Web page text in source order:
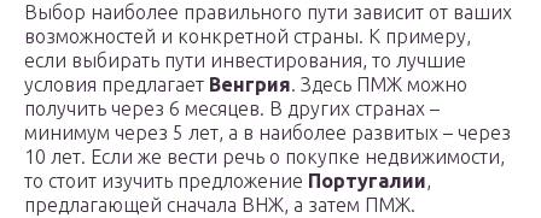
Выбор наиболее правильного пути зависит от ваших
возможностей и конкретной страны. К примеру,
если выбирать пути инвестирования, то лучшие
условия предлагает Венгрия. Здесь ПМЖ можно
получить через 6 месяцев. В других странах –
минимум через 5 лет, а в наиболее развитых – через
10 лет. Если же вести речь о покупке недвижимости,
то стоит изучить предложение Португалии,
предлагающей сначала ВНЖ, а затем ПМЖ.